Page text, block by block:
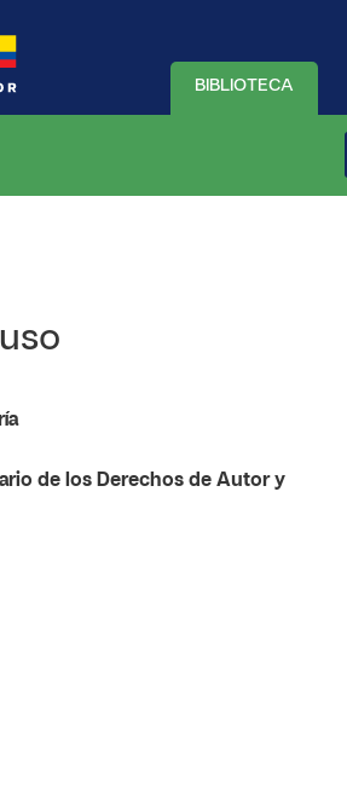
BIBLIOTECA
de los Derechos de Autor y